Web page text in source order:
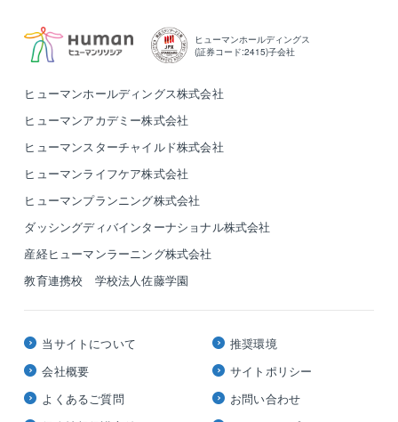
ヒューマンホールディングス
(証券コード:2415)子会社
ヒューマンホールディングス株式会社
ヒューマンアカデミー株式会社
ヒューマンスターチャイルド株式会社
ヒューマンライフケア株式会社
ヒューマンプランニング株式会社
ダッシングディバインターナショナル株式会社
産経ヒューマンラーニング株式会社
教育連携校 学校法人佐藤学園
当サイトについて
会社概要
よくあるご質問
推奨環境
サイトポリシー
お問い合わせ